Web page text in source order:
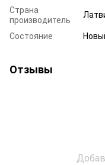
Страна
производитель
Состояние
Отзывы